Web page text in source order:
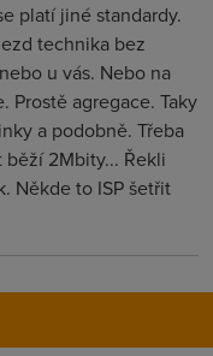
platí jiné standardy.
technika bez
u vás. Nebo na
Prostě agregace. Taky
a podobně. Třeba
běží 2Mbity... Řekli
Někde to ISP šetřit